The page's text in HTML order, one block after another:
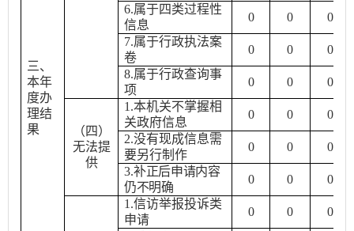
三、
本年
度办
理结
果
6.属于四类过程性
信息
0 0
0
7.属于行政执法案
卷
0 0
0
8.属于行政查询事
项
0 0 0
（四）
无法提
供
1.本机关不掌握相
关政府信息
0 0
0
2.没有现成信息需
要另行制作
0 0
0
3.补正后申请内容
仍不明确
0 0 0
1.信访举报投诉类
申请
0 0
0